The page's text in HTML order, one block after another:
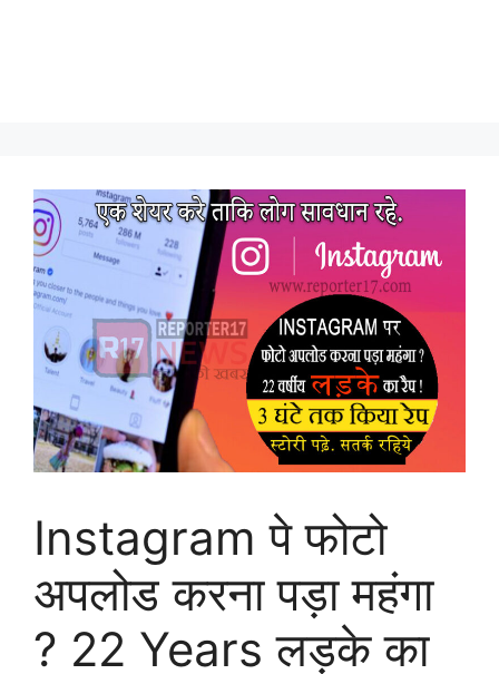
Instagram पे फोटो
अपलोड करना पड़ा महंगा
? 22 Years लड़के का